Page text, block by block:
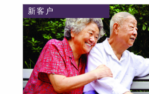
新客户